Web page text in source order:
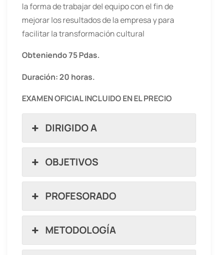
la forma de trabajar del equipo con el fin de
mejorar los resultados de la empresa y para
facilitar la transformación cultural
Obteniendo 75 Pdas.
Duración: 20 horas.
EXAMEN OFICIAL INCLUIDO EN EL PRECIO
DIRIGIDO A
OBJETIVOS
PROFESORADO
METODOLOGÍA